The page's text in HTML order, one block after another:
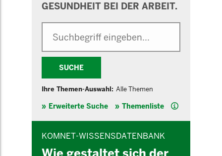
GESUNDHEIT BEI DER ARBEIT.
SUCHE
Ihre Themen-Auswahl: Alle Themen
Erweiterte Suche Themenliste Hilfe
KOMNET-WISSENSDATENBANK